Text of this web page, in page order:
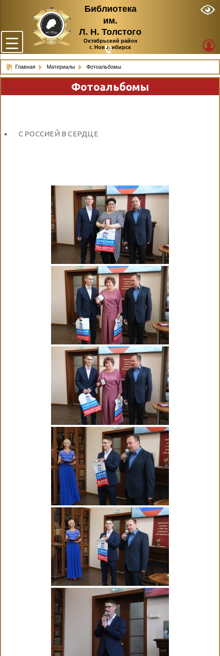
Библиотека
им.
Л. Н. Толстого
Октябрьский район
г. Новосибирск
Главная Материалы Фотоальбомы
Фотоальбомы
С РОССИЕЙ В СЕРДЦЕ